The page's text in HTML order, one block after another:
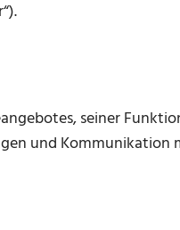
seiner
und Kommunikation